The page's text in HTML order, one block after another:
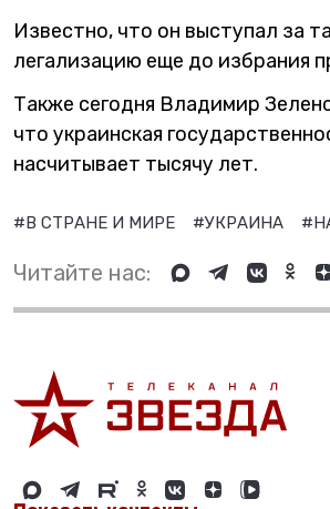
Известно, что он выступал за
легализацию еще до избрания
Также сегодня Владимир
что украинская
насчитывает тысячу лет.
#В СТРАНЕ И МИРЕ #УКРАИНА
Читайте нас: